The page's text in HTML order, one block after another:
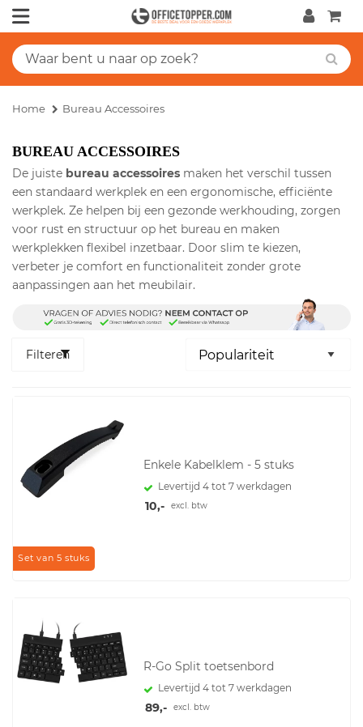
Home Bureau Accessoires
BUREAU ACCESSOIRES
De juiste bureau accessoires maken het verschil tussen
een standaard werkplek en een ergonomische, efficiënte
werkplek. Ze helpen bij een gezonde werkhouding, zorgen
voor rust en structuur op het bureau en maken
werkplekken flexibel inzetbaar. Door slim te kiezen,
verbeter je comfort en functionaliteit zonder grote
aanpassingen aan het meubilair.
Filteren
Set van 5 stuks
Enkele Kabelklem - 5 stuks
Levertijd 4 tot 7 werkdagen
10,- excl. btw
R-Go Split toetsenbord
Levertijd 4 tot 7 werkdagen
89,- excl. btw